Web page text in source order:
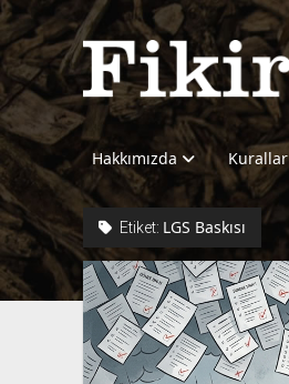
Fikir
Kazanı
Hakkımızda Kurallar
Etiket: LGS Baskısı